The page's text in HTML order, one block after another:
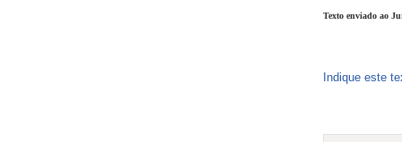
Texto enviado ao
Indique este